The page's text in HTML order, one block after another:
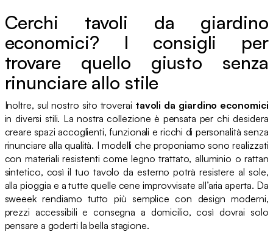
Cerchi tavoli da giardino
economici? I consigli per
trovare quello giusto senza
rinunciare allo stile
Inoltre, sul nostro sito troverai tavoli da giardino economici
in diversi stili. La nostra collezione è pensata per chi desidera
creare spazi accoglienti, funzionali e ricchi di personalità senza
rinunciare alla qualità. I modelli che proponiamo sono realizzati
con materiali resistenti come legno trattato, alluminio o rattan
sintetico, così il tuo tavolo da esterno potrà resistere al sole,
alla pioggia e a tutte quelle cene improvvisate all’aria aperta. Da
sweeek rendiamo tutto più semplice con design moderni,
prezzi accessibili e consegna a domicilio, così dovrai solo
pensare a goderti la bella stagione.